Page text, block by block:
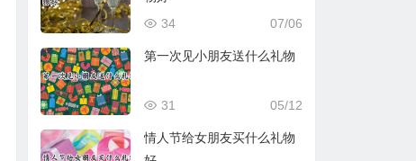
07/06
34
第一次见小朋友送什么礼物
05/12
31
情人节给女朋友买什么礼物